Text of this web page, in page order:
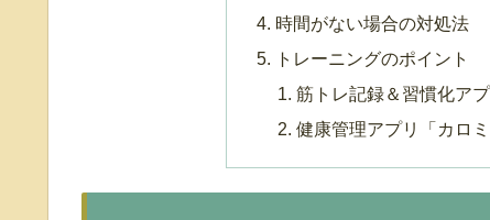
時間がない場合の対処法
トレーニングのポイント
筋トレ記録＆習慣化ア
健康管理アプリ「カロミ